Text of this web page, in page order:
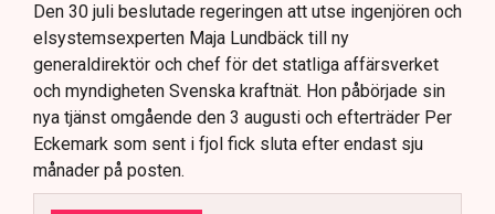
Den 30 juli beslutade regeringen att utse ingenjören och
elsystemsexperten Maja Lundbäck till ny
generaldirektör och chef för det statliga affärsverket
och myndigheten Svenska kraftnät. Hon påbörjade sin
nya tjänst omgående den 3 augusti och efterträder Per
Eckemark som sent i fjol fick sluta efter endast sju
månader på posten.